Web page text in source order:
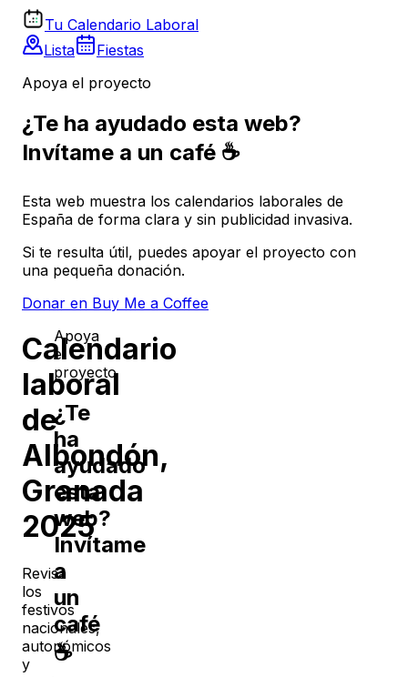
Tu Calendario Laboral
Lista
Fiestas
Apoya el proyecto
¿Te ha ayudado esta web?
Invítame a un café ☕
Esta web muestra los calendarios laborales de
España de forma clara y sin publicidad invasiva.
Si te resulta útil, puedes apoyar el proyecto con
una pequeña donación.
Donar en Buy Me a Coffee
Calendario
laboral
de
Albondón,
Granada
2025
Revisa
los
festivos
nacionales,
autonómicos
y
Apoya
el
proyecto
¿Te
ha
ayudado
esta
web?
Invítame
a
un
café
☕